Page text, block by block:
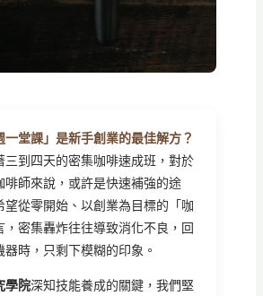
一堂課」是新手創業的最佳解方？
三到四天的密集咖啡速成班，對於
啡師來說，或許是快速補強的途
望從零開始、以創業為目標的「咖
，密集轟炸往往導致消化不良，回
時，只剩下模糊的印象。
學院深知技能養成的關鍵，我們堅